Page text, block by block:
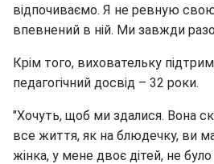
відпочиваємо. Я не ревную
впевнений в ній. Ми завжди
Крім того, виховательку
педагогічний досвід – 32 роки.
"Хочуть, щоб ми здалися. Вона
все життя, як на блюдечку, ви
жінка, у мене двоє дітей, не